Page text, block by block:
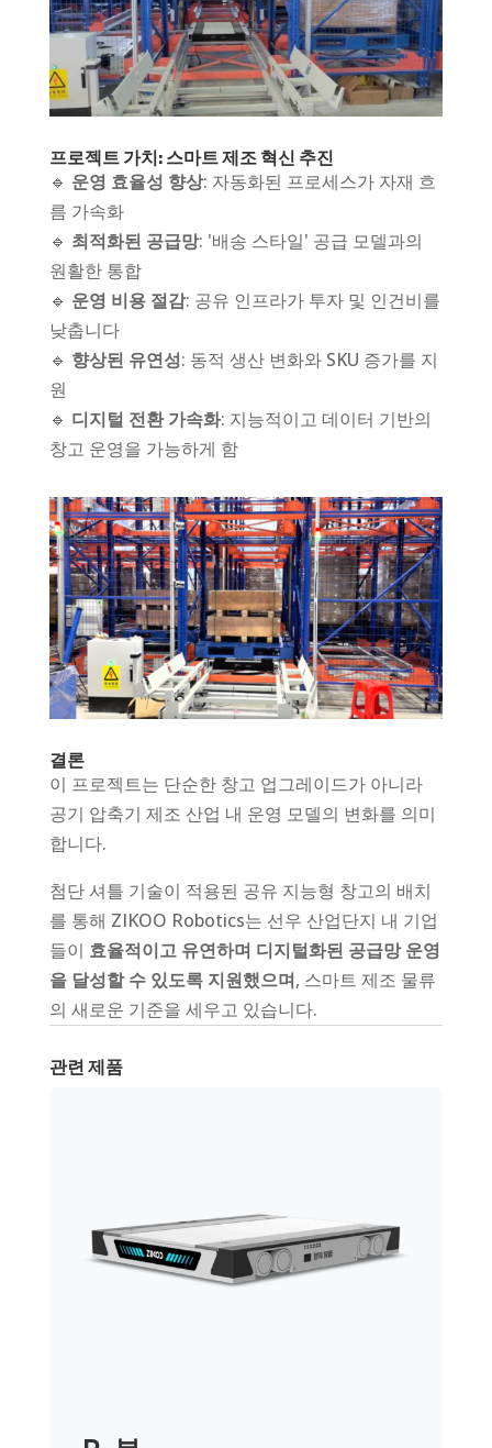
프로젝트 가치: 스마트 제조 혁신 추진
🔹 운영 효율성 향상: 자동화된 프로세스가 자재 흐
름 가속화
🔹 최적화된 공급망: '배송 스타일' 공급 모델과의
원활한 통합
🔹 운영 비용 절감: 공유 인프라가 투자 및 인건비를
낮춥니다
🔹 향상된 유연성: 동적 생산 변화와 SKU 증가를 지
원
🔹 디지털 전환 가속화: 지능적이고 데이터 기반의
창고 운영을 가능하게 함
결론
이 프로젝트는 단순한 창고 업그레이드가 아니라
공기 압축기 제조 산업 내 운영 모델의 변화를 의미
합니다.
첨단 셔틀 기술이 적용된 공유 지능형 창고의 배치
를 통해 ZIKOO Robotics는 선우 산업단지 내 기업
들이 효율적이고 유연하며 디지털화된 공급망 운영
을 달성할 수 있도록 지원했으며, 스마트 제조 물류
의 새로운 기준을 세우고 있습니다.
관련 제품